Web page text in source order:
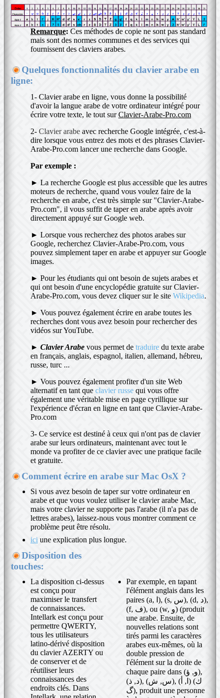
Remarque: Ces méthodes de copie ne sont pas standard
mais sont des normes communes et des services qui
fournissent des claviers arabes.
Quelques fonctionnalités du clavier arabe en
ligne:
1- Clavier arabe en ligne, vous donne la possibilité
d'avoir la langue arabe de votre ordinateur intégré pour
écrire votre texte, le tout surClavier-Arabe-Pro.com
2- Clavier arabe avec recherche Google intégrée, c'est-à-
dire lorsque vous entrez des mots et des phrases Clavier-
Arabe-Pro.com lancer une recherche dans Google.
Par exemple :
► La recherche Google est plus accessible que les autres
moteurs de recherche, quand vous voulez faire de la
recherche en arabe, c'est très simple sur "Clavier-Arabe-
Pro.com", il vous suffit de taper en arabe après avoir
directement appuyé sur Google web.
► Lorsque vous recherchez des photos arabes sur
Google, recherchez Clavier-Arabe-Pro.com, vous
pouvez simplement taper en arabe et appuyer sur Google
images.
► Pour les étudiants qui ont besoin de sujets arabes et
qui ont besoin d'une encyclopédie gratuite sur Clavier-
Arabe-Pro.com, vous devez cliquer sur le site Wikipedia.
► Vous pouvez également écrire en arabe toutes les
recherches dont vous avez besoin pour rechercher des
vidéos sur YouTube.
► Clavier Arabe vous permet de traduire du texte arabe
en français, anglais, espagnol, italien, allemand, hébreu,
russe, turc ...
► Vous pouvez également profiter d'un site Web
alternatif en tant que clavier russe qui vous offre
également une véritable mise en page cyrillique sur
l'expérience d'écran en ligne en tant que Clavier-Arabe-
Pro.com
3- Ce service est destiné à ceux qui n'ont pas de clavier
arabe sur leurs ordinateurs, maintenant avec tout le
monde va profiter de ce clavier avec une pratique facile
et gratuite.
Comment écrire en arabe sur Mac OsX ?
Si vous avez besoin de taper sur votre ordinateur en
arabe et que vous voulez utiliser le clavier arabe Mac,
mais votre clavier ne supporte pas l'arabe (il n'a pas de
lettres arabes), laissez-nous vous montrer comment ce
problème peut être résolu.
ici une explication plus longue.
Disposition des
touches:
La disposition ci-dessus
est conçu pour
maximiser le transfert
de connaissances.
Intellark est conçu pour
permettre QWERTY,
tous les utilisateurs
latino-dérivé disposition
du clavier AZERTY ou
de conserver et de
réutiliser leurs
connaissances des
endroits clés. Dans
Par exemple, en tapant
l'élément anglais dans les
paires (a, ا), (s, س), (d, د),
(f, ف), ou (w, و) (produit
une arabe. Ensuite, de
nouvelles relations sont
tirés parmi les caractères
arabes eux-mêmes, où la
double pression de
l'élément sur la droite de
chaque paire dans (و, ؤ),
(د, ذ), (س, ش), (ا, أ) (ك
گ), produit une personne